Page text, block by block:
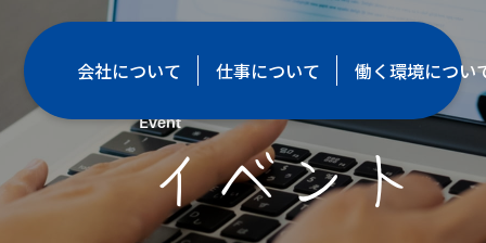
会社について 仕事について 働く環境につい
Event
イベント